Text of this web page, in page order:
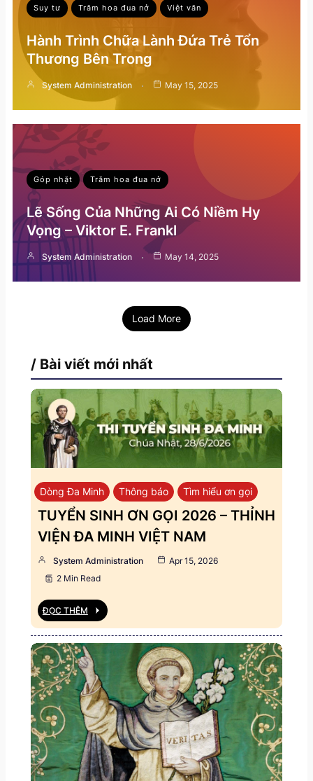
Suy tư Trăm hoa đua nở Việt văn
Hành Trình Chữa Lành Đứa Trẻ Tổn
Thương Bên Trong
System Administration May 15, 2025
Góp nhặt Trăm hoa đua nở
Lẽ Sống Của Những Ai Có Niềm Hy
Vọng – Viktor E. Frankl
System Administration May 14, 2025
Load More
/ Bài viết mới nhất
Dòng Đa Minh Thông báo Tìm hiểu ơn gọi
TUYỂN SINH ƠN GỌI 2026 – THỈNH
VIỆN ĐA MINH VIỆT NAM
System Administration
Apr 15, 2026
2 Min Read
ĐỌC THÊM